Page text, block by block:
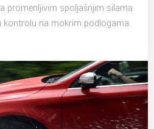
promenljivim spoljašnjim silama
kontrolu na mokrim podlogama.